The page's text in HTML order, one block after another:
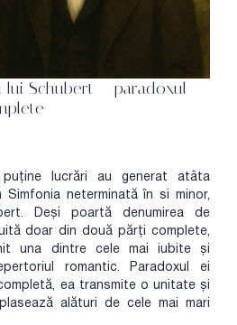
lui Schubert – paradoxul
lucrări au generat atâta
neterminată în si minor,
Deși poartă denumirea de
doar din două părți complete,
una dintre cele mai iubite și
romantic. Paradoxul ei
ea transmite o unitate și
alături de cele mai mari